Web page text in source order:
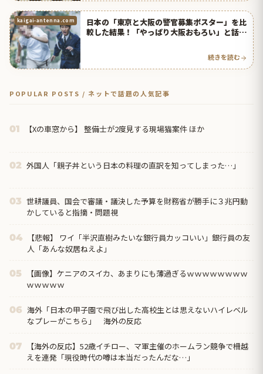
kaigai-antenna.com
日本の「東京と大阪の警官募集ポスター」を比
較した結果！「やっぱり大阪おもろい」と話題
続きを読む
POPULAR POSTS / ネットで話題の人気記事
01 【Xの車窓から】 整備士が2度見する現場猫案件 ほか
02 外国人「親子丼という日本の料理の直訳を知ってしまった…」
03 世耕議員、国会で審議・議決した予算を財務省が勝手に３兆円動
かしていると指摘・問題視
04
【悲報】 ワイ「半沢直樹みたいな銀行員カッコいい」銀行員の友
人「あんな奴居ねえよ」
05
【画像】ケニアのスイカ、あまりにも薄過ぎるｗｗｗｗｗｗｗｗ
ｗｗｗｗｗ
06 海外「日本の甲子園で飛び出した高校生とは思えないハイレベル
なプレーがこちら」 海外の反応
07
【海外の反応】52歳イチロー、マ軍主催のホームラン競争で柵越
えを連発「現役時代の噂は本当だったんだな…」